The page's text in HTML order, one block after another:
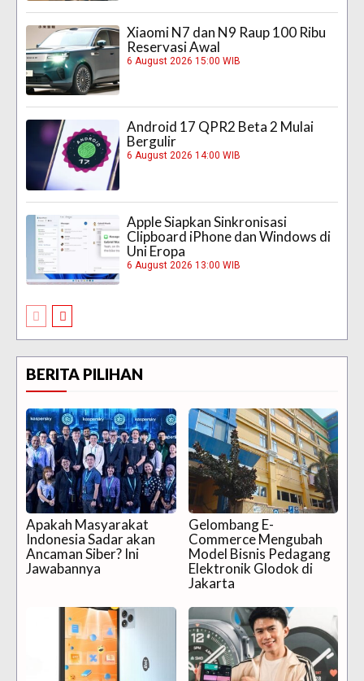
Xiaomi N7 dan N9 Raup 100 Ribu
Reservasi Awal
6 August 2026 15:00 WIB
Android 17 QPR2 Beta 2 Mulai
Bergulir
6 August 2026 14:00 WIB
Apple Siapkan Sinkronisasi
Clipboard iPhone dan Windows di
Uni Eropa
6 August 2026 13:00 WIB
BERITA PILIHAN
Apakah Masyarakat
Indonesia Sadar akan
Ancaman Siber? Ini
Jawabannya
Gelombang E-
Commerce Mengubah
Model Bisnis Pedagang
Elektronik Glodok di
Jakarta